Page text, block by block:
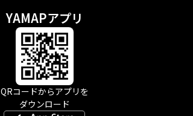
YAMAPアプリ
QRコードからアプリを
ダウンロード